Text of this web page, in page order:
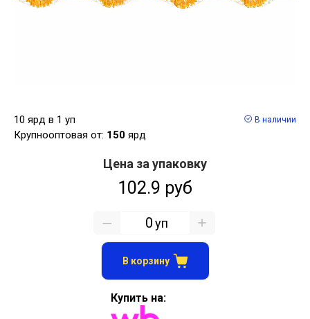
10 ярд в 1 уп
Крупнооптовая от: 150 ярд
В наличии
Цена за упаковку
102.9 руб
уп
В корзину
Купить на: